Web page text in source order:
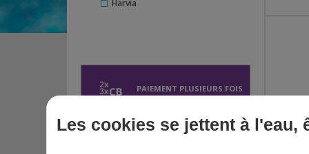
Harvia
PAIEMENT PLUSIEURS FOIS
SIMPLE ET RAPIDE
Les cookies se jettent à l'eau,